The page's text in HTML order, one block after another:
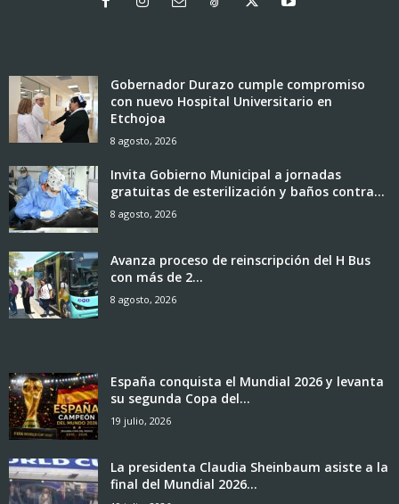
Gobernador Durazo cumple compromiso
con nuevo Hospital Universitario en
Etchojoa
8 agosto, 2026
Invita Gobierno Municipal a jornadas
gratuitas de esterilización y baños contra...
8 agosto, 2026
Avanza proceso de reinscripción del H Bus
con más de 2...
8 agosto, 2026
España conquista el Mundial 2026 y levanta
su segunda Copa del...
19 julio, 2026
La presidenta Claudia Sheinbaum asiste a la
final del Mundial 2026...